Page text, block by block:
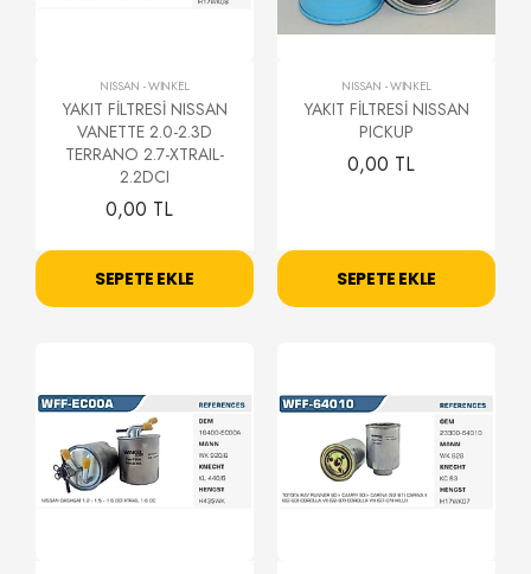
NISSAN -WİNKEL
YAKIT FİLTRESİ NISSAN
VANETTE 2.0-2.3D
TERRANO 2.7-XTRAIL-
2.2DCI
0,00 TL
SEPETE EKLE
NISSAN -WİNKEL
YAKIT FİLTRESİ NISSAN
PICKUP
0,00 TL
SEPETE EKLE